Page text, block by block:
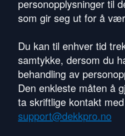
personopplysninger til
som gir seg ut for å
Du kan til enhver tid
samtykke, dersom du
behandling av
Den enkleste måten å
ta skriftlige kontakt
support@dekkpro.no